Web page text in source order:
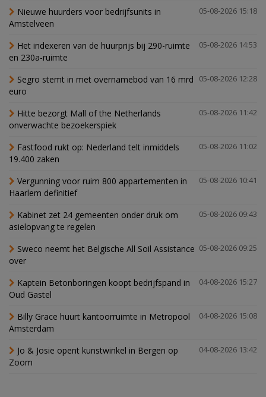
05-08-2026 15:18
Nieuwe huurders voor bedrijfsunits in
Amstelveen
05-08-2026 14:53
Het indexeren van de huurprijs bij 290-ruimte
en 230a-ruimte
05-08-2026 12:28
Segro stemt in met overnamebod van 16 mrd
euro
05-08-2026 11:42
Hitte bezorgt Mall of the Netherlands
onverwachte bezoekerspiek
05-08-2026 11:02
Fastfood rukt op: Nederland telt inmiddels
19.400 zaken
05-08-2026 10:41
Vergunning voor ruim 800 appartementen in
Haarlem definitief
05-08-2026 09:43
Kabinet zet 24 gemeenten onder druk om
asielopvang te regelen
05-08-2026 09:25
Sweco neemt het Belgische All Soil Assistance
over
04-08-2026 15:27
Kaptein Betonboringen koopt bedrijfspand in
Oud Gastel
04-08-2026 15:08
Billy Grace huurt kantoorruimte in Metropool
Amsterdam
04-08-2026 13:42
Jo & Josie opent kunstwinkel in Bergen op
Zoom